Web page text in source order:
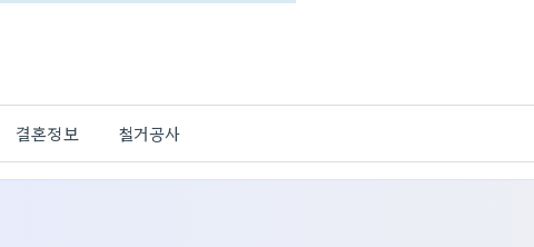
결혼정보 철거공사